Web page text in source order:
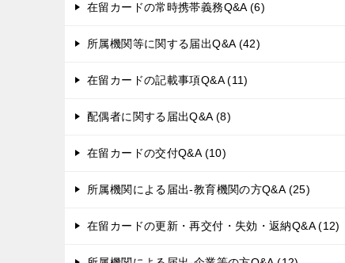
在留カードの常時携帯義務Q&A (6)
所属機関等に関する届出Q&A (42)
在留カードの記載事項Q&A (11)
配偶者に関する届出Q&A (8)
在留カードの交付Q&A (10)
所属機関による届出-教育機関の方Q&A (25)
在留カードの更新・再交付・失効・返納Q&A (12)